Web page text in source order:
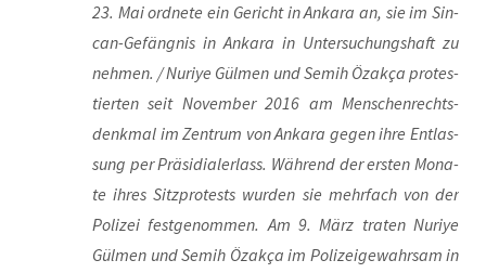
23. Mai ord­ne­te ein Gericht in Anka­ra an, sie im Sin­
can-Gefäng­nis in Anka­ra in Unter­su­chungs­haft zu
neh­men. / Nuri­ye Gül­men und Semih Özak­ça pro­tes­
tier­ten seit Novem­ber 2016 am Men­schen­rechts­
denk­mal im Zen­trum von Anka­ra gegen ihre Ent­las­
sung per Prä­si­di­al­erlass. Wäh­rend der ers­ten Mona­
te ihres Sitz­pro­tests wur­den sie mehr­fach von der
Poli­zei fest­ge­nom­men. Am 9. März tra­ten Nuri­ye
Gül­men und Semih Özak­ça im Poli­zei­ge­wahr­sam in